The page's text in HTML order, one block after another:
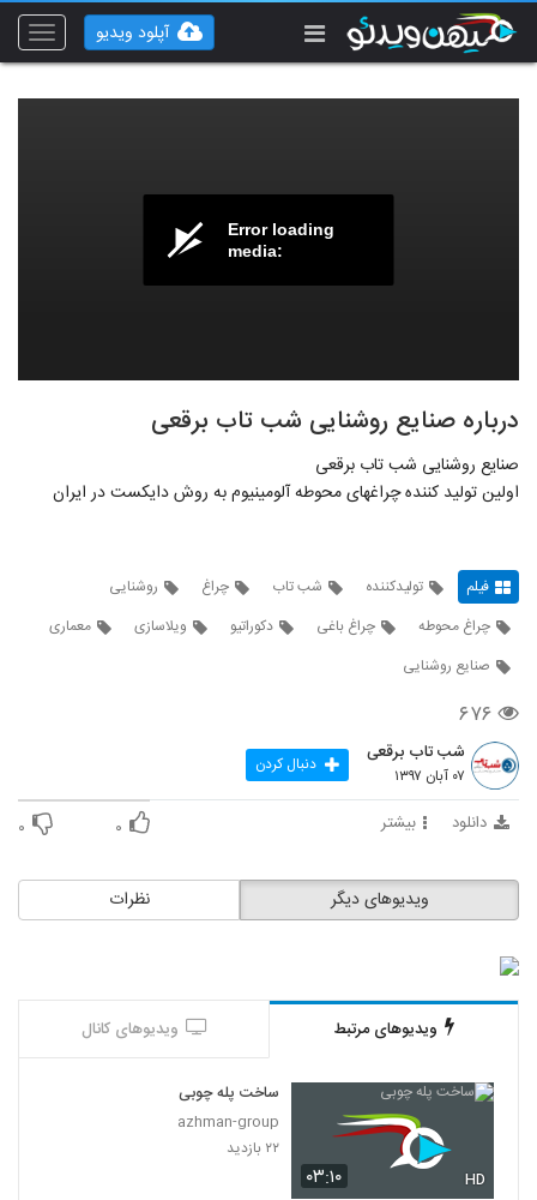
Toggle
آپلود ویدیو
Error loading
media:
درباره صنایع روشنایی شب تاب برقعی
صنایع روشنایی شب تاب برقعی
اولین تولید کننده چراغهای محوطه آلومینیوم به روش دایکست در ایران
فیلم تولیدکننده شب تاب چراغ
روشنایی
چراغ محوطه
چراغ باغی دکوراتیو ویلاسازی
معماری
صنایع روشنایی
۶۷۶
شب تاب برقعی
۰۷ آبان ۱۳۹۷ دنبال کردن
دانلود بیشتر ۰ ۰
نظرات ویدیوهای دیگر
ویدیوهای مرتبط ویدیوهای کانال
۰۳:۱۰ HD
ساخت پله چوبی
azhman-group
۲۲ بازدید